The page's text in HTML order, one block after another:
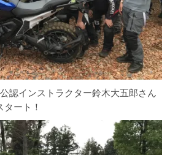
認インストラクター鈴木大五郎さん
ート！